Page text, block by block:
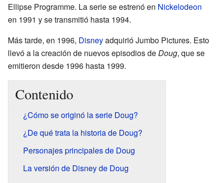
Ellipse Programme. La serie se estrenó en Nickelodeon
en 1991 y se transmitió hasta 1994.
Más tarde, en 1996, Disneyadquirió Jumbo Pictures. Esto
llevó a la creación de nuevos episodios deDoug, que se
emitieron desde 1996 hasta 1999.
Contenido
¿Cómo se originó la serie Doug?
¿De qué trata la historia de Doug?
Personajes principales de Doug
La versión de Disney de Doug